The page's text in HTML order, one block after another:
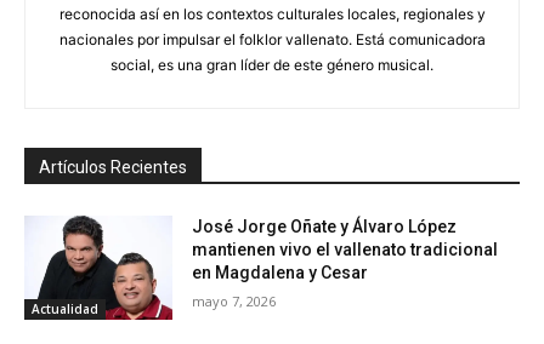
reconocida así en los contextos culturales locales, regionales y
nacionales por impulsar el folklor vallenato. Está comunicadora
social, es una gran líder de este género musical.
Artículos Recientes
Actualidad
José Jorge Oñate y Álvaro López
mantienen vivo el vallenato tradicional
en Magdalena y Cesar
mayo 7, 2026